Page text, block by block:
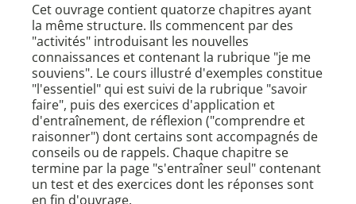
Cet ouvrage contient quatorze chapitres ayant
la même structure. Ils commencent par des
"activités" introduisant les nouvelles
connaissances et contenant la rubrique "je me
souviens". Le cours illustré d'exemples constitue
"l'essentiel" qui est suivi de la rubrique "savoir
faire", puis des exercices d'application et
d'entraînement, de réflexion ("comprendre et
raisonner") dont certains sont accompagnés de
conseils ou de rappels. Chaque chapitre se
termine par la page "s'entraîner seul" contenant
un test et des exercices dont les réponses sont
en fin d'ouvrage.